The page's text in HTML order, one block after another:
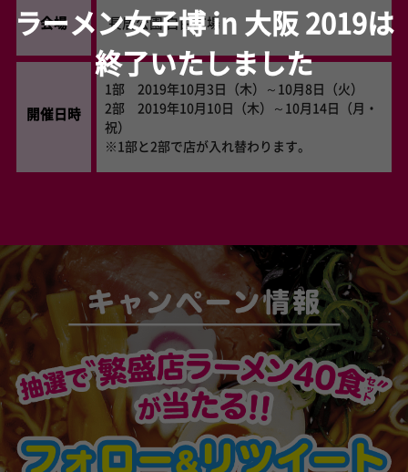
ラーメン女子博 in 大阪 2019は
終了いたしました
会場 長居公園 自由広場
開催日時
1部 2019年10月3日（木）～10月8日（火）
2部 2019年10月10日（木）～10月14日（月・
祝）
※1部と2部で店が入れ替わります。